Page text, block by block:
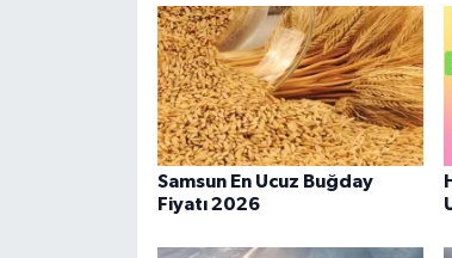
Samsun En Ucuz Buğday
Fiyatı 2026